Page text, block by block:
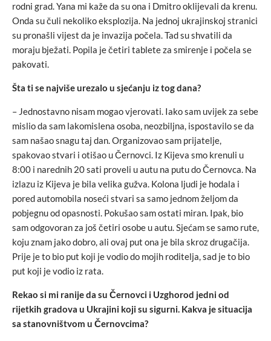
rodni grad. Yana mi kaže da su ona i Dmitro oklijevali da krenu.
Onda su čuli nekoliko eksplozija. Na jednoj ukrajinskoj stranici
su pronašli vijest da je invazija počela. Tad su shvatili da
moraju bježati. Popila je četiri tablete za smirenje i počela se
pakovati.
Šta ti se najviše urezalo u sjećanju iz tog dana?
– Jednostavno nisam mogao vjerovati. Iako sam uvijek za sebe
mislio da sam lakomislena osoba, neozbiljna, ispostavilo se da
sam našao snagu taj dan. Organizovao sam prijatelje,
spakovao stvari i otišao u Černovci. Iz Kijeva smo krenuli u
8:00 i narednih 20 sati proveli u autu na putu do Černovca. Na
izlazu iz Kijeva je bila velika gužva. Kolona ljudi je hodala i
pored automobila noseći stvari sa samo jednom željom da
pobjegnu od opasnosti. Pokušao sam ostati miran. Ipak, bio
sam odgovoran za još četiri osobe u autu. Sjećam se samo rute,
koju znam jako dobro, ali ovaj put ona je bila skroz drugačija.
Prije je to bio put koji je vodio do mojih roditelja, sad je to bio
put koji je vodio iz rata.
Rekao si mi ranije da su Černovci i Uzghorod jedni od
rijetkih gradova u Ukrajini koji su sigurni. Kakva je situacija
sa stanovništvom u Černovcima?